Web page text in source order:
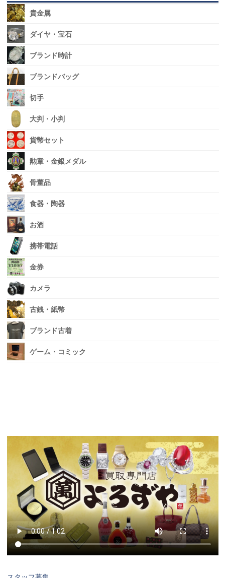
貴金属
ダイヤ・宝石
ブランド時計
ブランドバッグ
切手
大判・小判
貨幣セット
勲章・金銀メダル
骨董品
食器・陶器
お酒
携帯電話
金券
カメラ
古銭・紙幣
ブランド古着
ゲーム・コミック